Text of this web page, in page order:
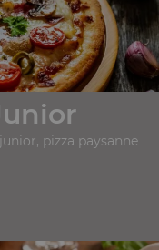
pizza paysanne